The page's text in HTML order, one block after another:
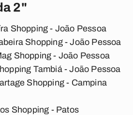
2"
Shopping - João Pessoa
Shopping - João Pessoa
Shopping - João Pessoa
Tambiá - João Pessoa
Shopping - Campina
Shopping - Patos